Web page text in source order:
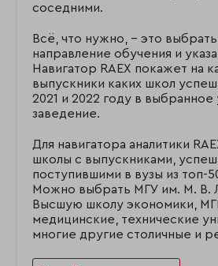
соседними.
Всё, что нужно, – это выбрать
направление обучения и
Навигатор RAEX покажет на
выпускники каких школ
2021 и 2022 году в выбранное
заведение.
Для навигатора аналитики
школы с выпускниками,
поступившими в вузы из топ-
Можно выбрать МГУ им. М. В.
Высшую школу экономики,
медицинские, технические
многие другие столичные и